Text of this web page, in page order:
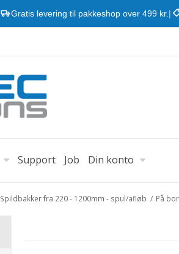
Gratis levering til pakkeshop over 499 kr. |
Support Job Din konto
Spildbakker fra 220 - 1200mm - spul/afløb / På